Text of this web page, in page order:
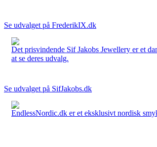
Se udvalget på FrederikIX.dk
Det prisvindende Sif Jakobs Jewellery er et
at se deres udvalg.
Se udvalget på SifJakobs.dk
EndlessNordic.dk er et eksklusivt nordisk